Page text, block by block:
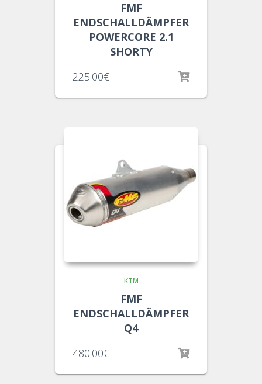
FMF
ENDSCHALLDÄMPFER
POWERCORE 2.1
SHORTY
225.00€
KTM
FMF
ENDSCHALLDÄMPFER
Q4
480.00€